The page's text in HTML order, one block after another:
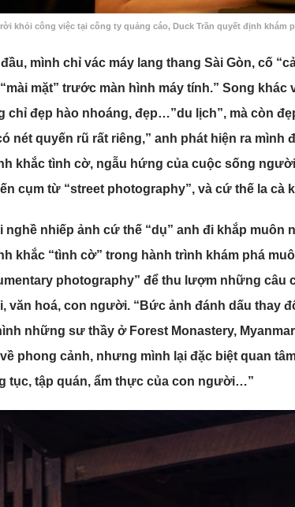
khỏi công việc tại công ty quảng cáo, Duck Trần quyết định khám
mình chỉ vác máy lang thang Sài Gòn, cố
mặt” trước màn hình máy tính.” Song khác
chỉ đẹp hào nhoáng, đẹp…”du lịch”, mà còn
nét quyến rũ rất riêng,” anh phát hiện ra
khắc tình cờ, ngẫu hứng của cuộc sống
cụm từ “street photography”, và cứ thế la cà
nghề nhiếp ảnh cứ thế “dụ” anh đi khắp muôn
khắc “tình cờ” trong hành trình khám phá
photography” để thu lượm những câu
văn hoá, con người. “Bức ảnh đánh dấu thay
những sư thầy ở Forest Monastery,
phong cảnh, nhưng mình lại đặc biệt quan
tục, tập quán, ẩm thực của con người…”